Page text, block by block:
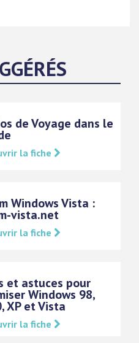
de Voyage dans le
la fiche
Windows Vista :
vista.net
la fiche
et astuces pour
Windows 98,
XP et Vista
la fiche